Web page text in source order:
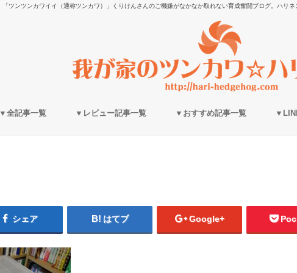
「ツンツンカワイイ（通称ツンカワ）」くりけんさんのご機嫌がなかなか取れない育成奮闘ブログ。ハリ
▼全記事一覧 ▼レビュー記事一覧 ▼おすすめ記事一覧
シェア はてブ Google+